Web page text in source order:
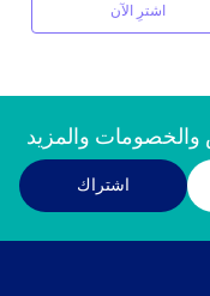
اشترِ الآن
والمزيد
اشتراك